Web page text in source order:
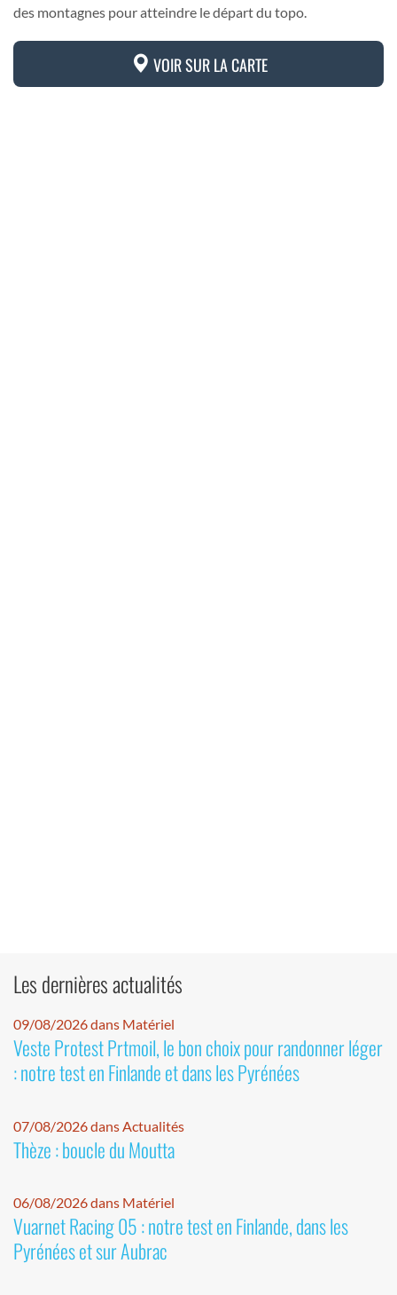
des montagnes pour atteindre le départ du topo.
VOIR SUR LA CARTE
Les dernières actualités
09/08/2026 dans Matériel
Veste Protest Prtmoil, le bon choix pour randonner léger
: notre test en Finlande et dans les Pyrénées
07/08/2026 dans Actualités
Thèze : boucle du Moutta
06/08/2026 dans Matériel
Vuarnet Racing 05 : notre test en Finlande, dans les
Pyrénées et sur Aubrac